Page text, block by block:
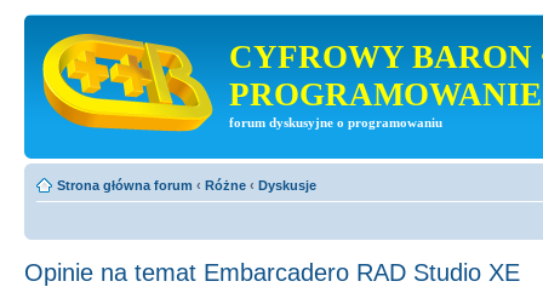
CYFROWY BARON
PROGRAMOWANIE
forum dyskusyjne o programowaniu
Strona główna forum ‹ Różne ‹ Dyskusje
Opinie na temat Embarcadero RAD Studio XE